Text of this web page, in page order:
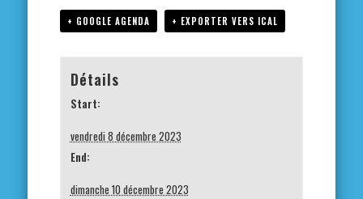
+ GOOGLE AGENDA + EXPORTER VERS ICAL
Détails
Start:
vendredi 8 décembre 2023
End:
dimanche 10 décembre 2023